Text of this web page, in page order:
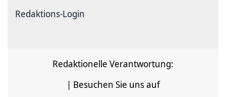
Redaktions-Login
Redaktionelle Verantwortung:
| Besuchen Sie uns auf